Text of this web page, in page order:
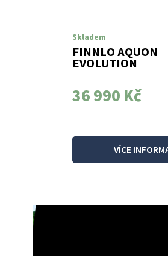
Skladem
FINNLO AQUON
EVOLUTION
36 990 Kč
VÍCE